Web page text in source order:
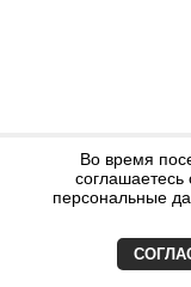
Во время
персональные